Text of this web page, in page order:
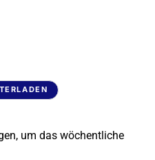
um das wöchentliche